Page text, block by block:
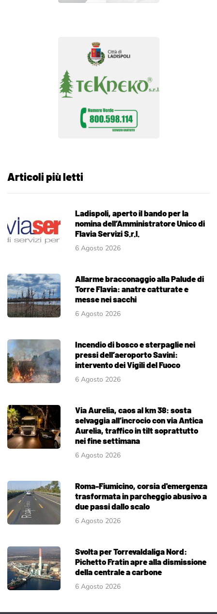
Articoli più letti
Ladispoli, aperto il bando per la
nomina dell’Amministratore Unico di
Flavia Servizi S.r.l.
6 Agosto 2026
Allarme bracconaggio alla Palude di
Torre Flavia: anatre catturate e
messe nei sacchi
6 Agosto 2026
Incendio di bosco e sterpaglie nei
pressi dell’aeroporto Savini:
intervento dei Vigili del Fuoco
6 Agosto 2026
Via Aurelia, caos al km 38: sosta
selvaggia all’incrocio con via Antica
Aurelia, traffico in tilt soprattutto
nei fine settimana
6 Agosto 2026
Roma-Fiumicino, corsia d'emergenza
trasformata in parcheggio abusivo a
due passi dallo scalo
6 Agosto 2026
Svolta per Torrevaldaliga Nord:
Pichetto Fratin apre alla dismissione
della centrale a carbone
6 Agosto 2026